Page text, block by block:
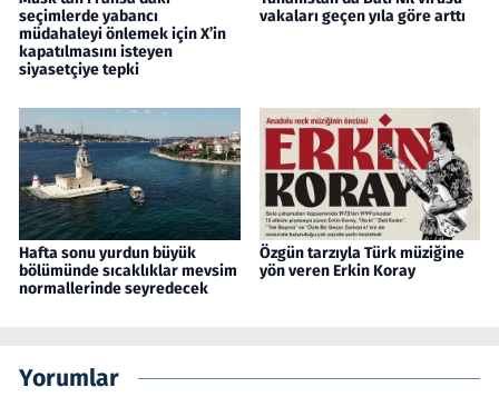
seçimlerde yabancı
müdahaleyi önlemek için X’in
kapatılmasını isteyen
siyasetçiye tepki
vakaları geçen yıla göre arttı
Hafta sonu yurdun büyük
bölümünde sıcaklıklar mevsim
normallerinde seyredecek
Özgün tarzıyla Türk müziğine
yön veren Erkin Koray
Yorumlar